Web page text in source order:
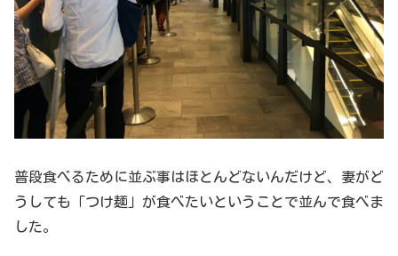
普段食べるために並ぶ事はほとんどないんだけど、妻がど
うしても「つけ麺」が食べたいということで並んで食べま
した。